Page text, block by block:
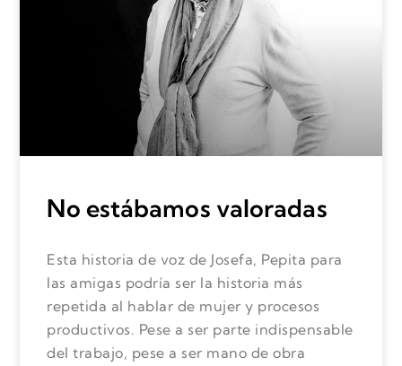
No estábamos valoradas
Esta historia de voz de Josefa, Pepita para
las amigas podría ser la historia más
repetida al hablar de mujer y procesos
productivos. Pese a ser parte indispensable
del trabajo, pese a ser mano de obra